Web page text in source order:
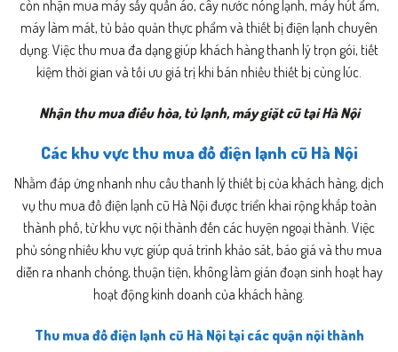
còn nhận mua máy sấy quần áo, cây nước nóng lạnh, máy hút ẩm,
máy làm mát, tủ bảo quản thực phẩm và thiết bị điện lạnh chuyên
dụng. Việc thu mua đa dạng giúp khách hàng thanh lý trọn gói, tiết
kiệm thời gian và tối ưu giá trị khi bán nhiều thiết bị cùng lúc.
Nhận thu mua điều hòa, tủ lạnh, máy giặt cũ tại Hà Nội
Các khu vực thu mua đồ điện lạnh cũ Hà Nội
Nhằm đáp ứng nhanh nhu cầu thanh lý thiết bị của khách hàng, dịch
vụ thu mua đồ điện lạnh cũ Hà Nội được triển khai rộng khắp toàn
thành phố, từ khu vực nội thành đến các huyện ngoại thành. Việc
phủ sóng nhiều khu vực giúp quá trình khảo sát, báo giá và thu mua
diễn ra nhanh chóng, thuận tiện, không làm gián đoạn sinh hoạt hay
hoạt động kinh doanh của khách hàng.
Thu mua đồ điện lạnh cũ Hà Nội tại các quận nội thành